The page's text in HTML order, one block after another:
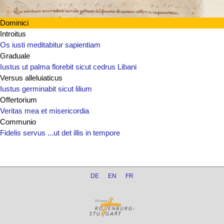
Dominici
Introitus
Os iusti meditabitur sapientiam
Graduale
Iustus ut palma florebit sicut cedrus Libani
Versus alleluiaticus
Iustus germinabit sicut lilium
Offertorium
Veritas mea et misericordia
Communio
Fidelis servus ...ut det illis in tempore
DE EN FR